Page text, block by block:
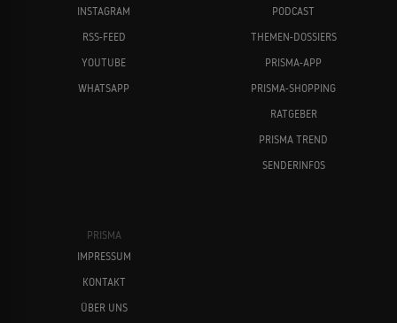
INSTAGRAM
RSS-FEED
YOUTUBE
WHATSAPP
PODCAST
THEMEN-DOSSIERS
PRISMA-APP
PRISMA-SHOPPING
RATGEBER
PRISMA TREND
SENDERINFOS
PRISMA
IMPRESSUM
KONTAKT
ÜBER UNS